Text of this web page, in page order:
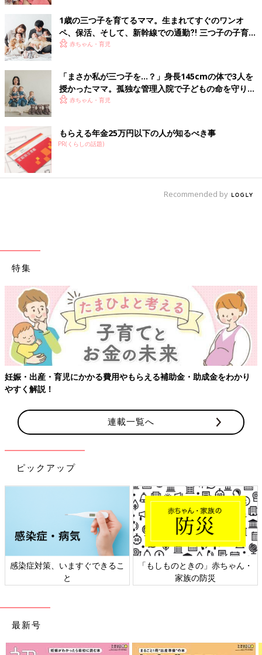
1歳の三つ子を育てるママ。生まれてすぐのワンオ
ペ、保活、そして、新幹線での通勤⁈ 三つ子の子育て
のリアル【多胎育児体験談】
赤ちゃん・育児
「まさか私が三つ子を…？」身長145cmの体で3人を
授かったママ。孤独な管理入院で子どもの命を守り抜
いた！【多胎インタビュー・前編】
赤ちゃん・育児
もらえる年金25万円以下の人が知るべき事
PR(くらしの話題)
Recommended by
特集
妊娠・出産・育児にかかる費用やもらえる補助金・助成金をわかり
やすく解説！
連載一覧へ
ピックアップ
感染症対策、いますぐできるこ
と
「もしものときの」赤ちゃん・
家族の防災
最新号